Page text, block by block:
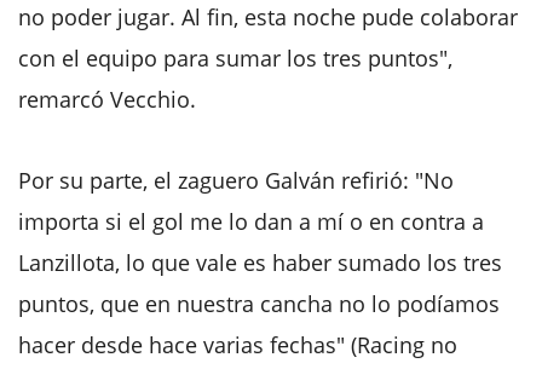
no poder jugar. Al fin, esta noche pude colaborar
con el equipo para sumar los tres puntos",
remarcó Vecchio.
Por su parte, el zaguero Galván refirió: "No
importa si el gol me lo dan a mí o en contra a
Lanzillota, lo que vale es haber sumado los tres
puntos, que en nuestra cancha no lo podíamos
hacer desde hace varias fechas" (Racing no